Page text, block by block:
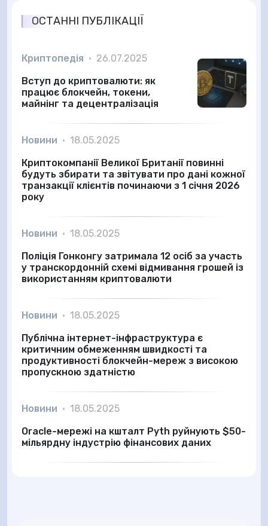
ОСТАННІ ПУБЛІКАЦІЇ
Криптопедія • 26.07.2025
Вступ до криптовалюти: як
працює блокчейн, токени,
майнінг та децентралізація
Новини • 18.05.2025
Криптокомпанії Великої Британії повинні
будуть збирати та звітувати про дані кожної
транзакції клієнтів починаючи з 1 січня 2026
року
Новини • 18.05.2025
Поліція Гонконгу затримала 12 осіб за участь
у транскордонній схемі відмивання грошей із
використанням криптовалюти
Новини • 18.05.2025
Публічна інтернет-інфраструктура є
критичним обмеженням швидкості та
продуктивності блокчейн-мереж з високою
пропускною здатністю
Новини • 18.05.2025
Oracle-мережі на кшталт Pyth руйнують $50-
мільярдну індустрію фінансових даних